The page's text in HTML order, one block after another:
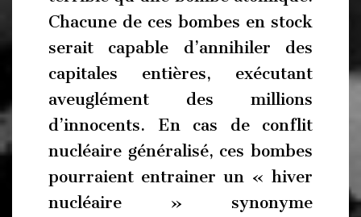
Chacune de ces bombes en stock
serait capable d’annihiler des
capitales entières, exécutant
aveuglément des millions
d’innocents. En cas de conflit
nucléaire généralisé, ces bombes
pourraient entrainer un « hiver
nucléaire » synonyme